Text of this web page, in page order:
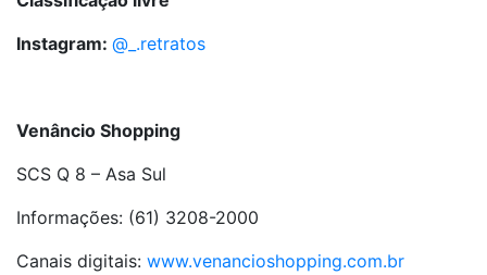
Instagram: @_.retratos
Venâncio Shopping
SCS Q 8 – Asa Sul
Informações: (61) 3208-2000
Canais digitais: www.venancioshopping.com.br